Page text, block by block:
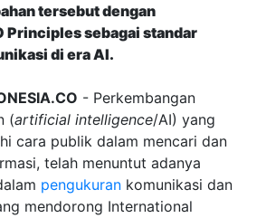
tersebut dengan
Principles sebagai standar
di era AI.
- Perkembangan
(artificial intelligence/AI) yang
cara publik dalam mencari dan
telah menuntut adanya
pengukuran komunikasi dan
mendorong International